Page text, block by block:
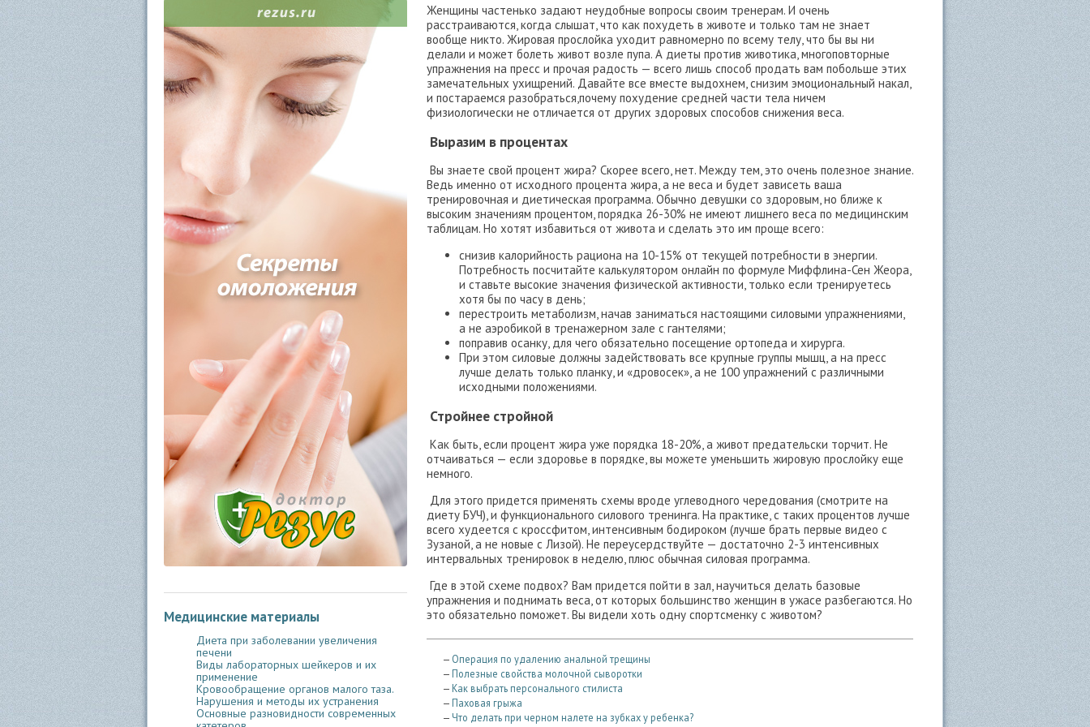
Медицинские материалы
Диета при заболевании увеличения
печени
Виды лабораторных шейкеров и их
применение
Кровообращение органов малого таза.
Нарушения и методы их устранения
Основные разновидности современных
Женщины частенько задают неудобные вопросы своим тренерам. И очень
расстраиваются, когда слышат, что как похудеть в животе и только там не знает
вообще никто. Жировая прослойка уходит равномерно по всему телу, что бы вы ни
делали и может болеть живот возле пупа. А диеты против животика, многоповторные
упражнения на пресс и прочая радость — всего лишь способ продать вам побольше этих
замечательных ухищрений. Давайте все вместе выдохнем, снизим эмоциональный накал,
и постараемся разобраться,почему похудение средней части тела ничем
физиологически не отличается от других здоровых способов снижения веса.
Выразим в процентах
Вы знаете свой процент жира? Скорее всего, нет. Между тем, это очень полезное знание.
Ведь именно от исходного процента жира, а не веса и будет зависеть ваша
тренировочная и диетическая программа. Обычно девушки со здоровым, но ближе к
высоким значениям процентом, порядка 26-30% не имеют лишнего веса по медицинским
таблицам. Но хотят избавиться от живота и сделать это им проще всего:
снизив калорийность рациона на 10-15% от текущей потребности в энергии.
Потребность посчитайте калькулятором онлайн по формуле Миффлина-Сен Жеора,
и ставьте высокие значения физической активности, только если тренируетесь
хотя бы по часу в день;
перестроить метаболизм, начав заниматься настоящими силовыми упражнениями,
а не аэробикой в тренажерном зале с гантелями;
поправив осанку, для чего обязательно посещение ортопеда и хирурга.
При этом силовые должны задействовать все крупные группы мышц, а на пресс
лучше делать только планку, и «дровосек», а не 100 упражнений с различными
исходными положениями.
Стройнее стройной
Как быть, если процент жира уже порядка 18-20%, а живот предательски торчит. Не
отчаиваться — если здоровье в порядке, вы можете уменьшить жировую прослойку еще
немного.
Для этого придется применять схемы вроде углеводного чередования (смотрите на
диету БУЧ), и функционального силового тренинга. На практике, с таких процентов лучше
всего худеется с кроссфитом, интенсивным бодироком (лучше брать первые видео с
Зузаной, а не новые с Лизой). Не переусердствуйте — достаточно 2-3 интенсивных
интервальных тренировок в неделю, плюс обычная силовая программа.
Где в этой схеме подвох? Вам придется пойти в зал, научиться делать базовые
упражнения и поднимать веса, от которых большинство женщин в ужасе разбегаются. Но
это обязательно поможет. Вы видели хоть одну спортсменку с животом?
— Операция по удалению анальной трещины
— Полезные свойства молочной сыворотки
— Как выбрать персонального стилиста
— Паховая грыжа
— Что делать при черном налете на зубках у ребенка?